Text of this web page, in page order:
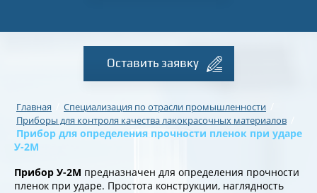
Оставить заявку
Главная Специализация по отрасли промышленности
Приборы для контроля качества лакокрасочных материалов
Прибор для определения прочности пленок при ударе
У-2М
Прибор У-2М предназначен для определения прочности
пленок при ударе. Простота конструкции, наглядность